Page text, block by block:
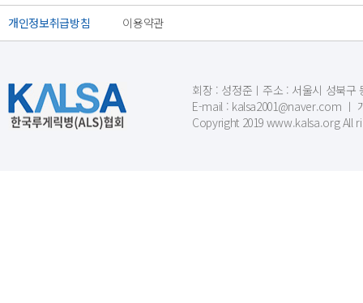
개인정보취급방침 이용약관
회장 : 성정준ㅣ주소 : 서울시 성북구
E-mail : kalsa2001@naver.com ㅣ
Copyright 2019 www.kalsa.org All